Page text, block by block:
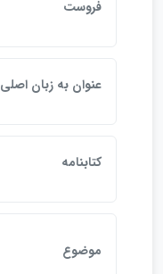
فروست
عنوان به زبان اصلي
كتابنامه
موضوع